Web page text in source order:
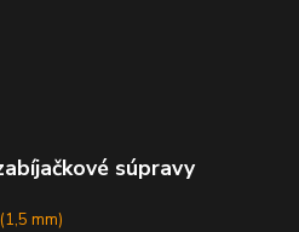
súpravy
mm)